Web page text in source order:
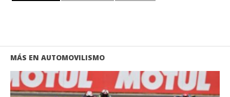
MÁS EN AUTOMOVILISMO